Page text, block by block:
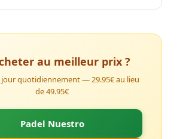
au meilleur prix ?
jour quotidiennement — 29.95€ au lieu
de 49.95€
Padel Nuestro